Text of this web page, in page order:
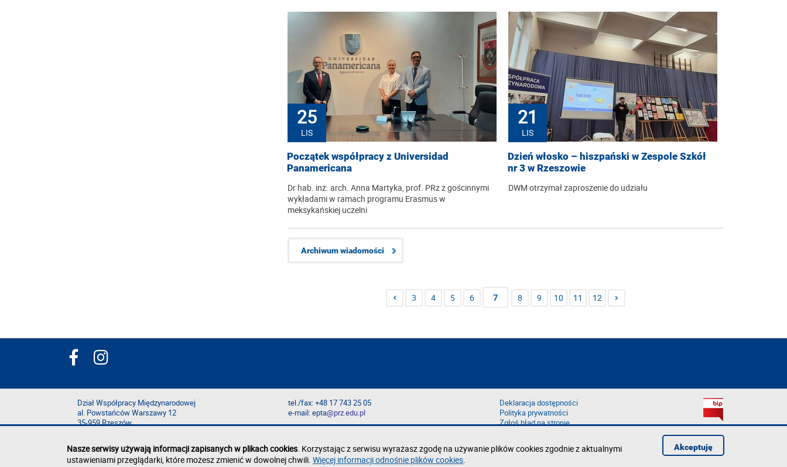
25
LIS
Początek współpracy z Universidad
Panamericana
Dr hab. inż. arch. Anna Martyka, prof. PRz z gościnnymi
wykładami w ramach programu Erasmus w
meksykańskiej uczelni
21
LIS
Dzień włosko – hiszpański w Zespole Szkół
nr 3 w Rzeszowie
DWM otrzymał zaproszenie do udziału
Archiwum wiadomości
3 4 5 6 7 8 9 10 11 12
Dział Współpracy Międzynarodowej
al. Powstańców Warszawy 12
35-959 Rzeszów
tel./fax: +48 17 743 25 05
e-mail: epta@prz.edu.pl
Deklaracja dostępności
Polityka prywatności
Zgłoś błąd na stronie
Nasze serwisy używają informacji zapisanych w plikach cookies. Korzystając z serwisu wyrażasz zgodę na używanie plików cookies zgodnie z aktualnymi
ustawieniami przeglądarki, które możesz zmienić w dowolnej chwili. Więcej informacji odnośnie plików cookies.
Akceptuję